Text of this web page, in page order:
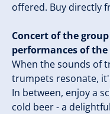
offered. Buy directly
Concert of the
performances of
When the sounds of
trumpets resonate,
In between, enjoy a
cold beer - a